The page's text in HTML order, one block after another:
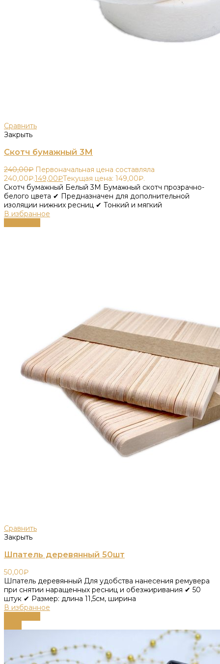
Сравнить
Закрыть
Скотч бумажный 3М
240,00₽ Первоначальная цена составляла
240,00₽.149,00₽Текущая цена: 149,00₽.
Скотч бумажный Белый 3М Бумажный скотч прозрачно-
белого цвета ✔ Предназначен для дополнительной
изоляции нижних ресниц ✔ Тонкий и мягкий
В избранное
Сравнить
Закрыть
Шпатель деревянный 50шт
50,00₽
Шпатель деревянный Для удобства нанесения ремувера
при снятии наращенных ресниц и обезжиривания ✔ 50
штук ✔ Размер: длина 11,5см, ширина
В избранное